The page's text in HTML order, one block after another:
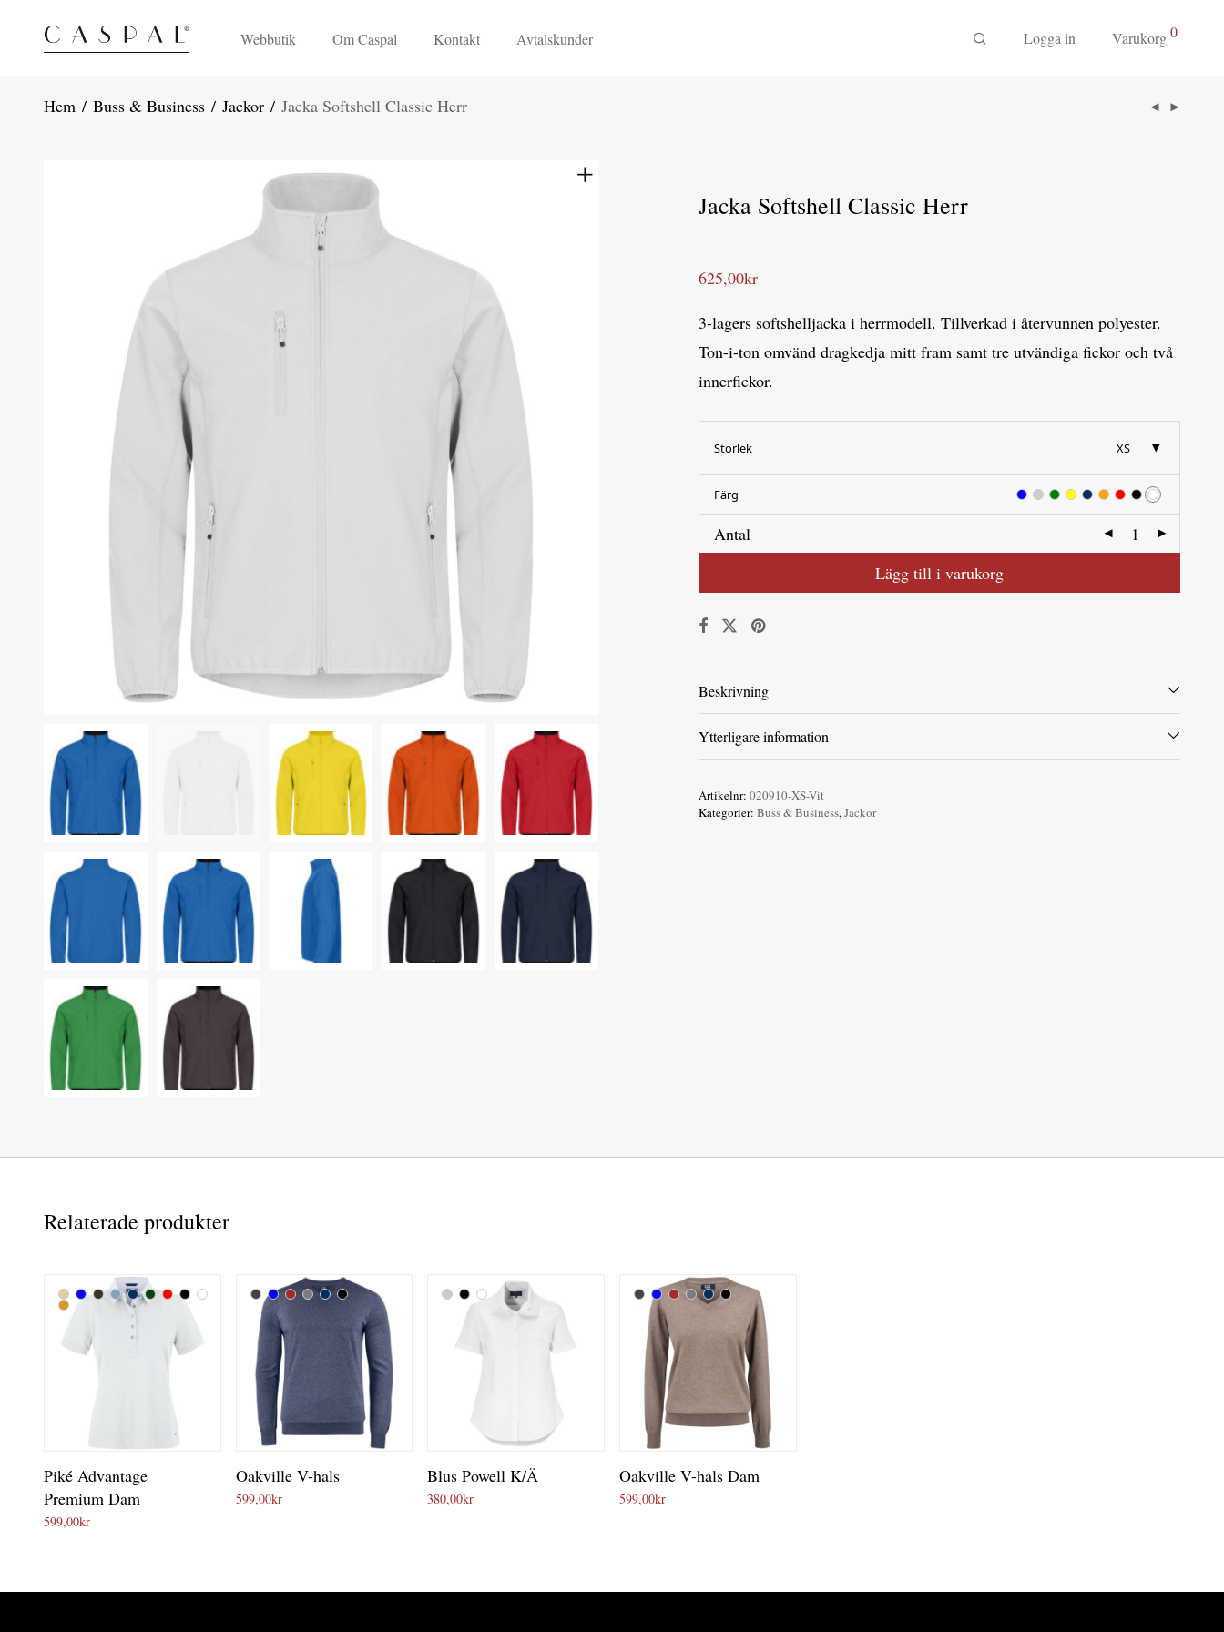
Webbutik Om Caspal Kontakt Avtalskunder Logga in Varukorg0
Hem / Buss & Business / Jackor / Jacka Softshell Classic Herr
Jacka Softshell Classic Herr
625,00kr
3-lagers softshelljacka i herrmodell. Tillverkad i återvunnen polyester.
Ton-i-ton omvänd dragkedja mitt fram samt tre utvändiga fickor och två
innerfickor.
Storlek XS
Färg
Antal
Lägg till i varukorg
Beskrivning
Ytterligare information
Artikelnr: 020910-XS-Vit
Kategorier: Buss & Business,Jackor
Relaterade produkter
Piké Advantage
Premium Dam
599,00kr
Oakville V-hals
599,00kr
Blus Powell K/Ä
380,00kr
Oakville V-hals Dam
599,00kr